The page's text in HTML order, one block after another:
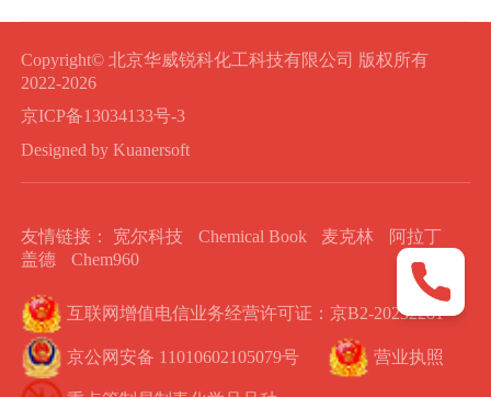
Copyright© 北京华威锐科化工科技有限公司 版权所有
2022-2026
京ICP备13034133号-3
Designed by Kuanersoft
友情链接： 宽尔科技 Chemical Book 麦克林
阿拉丁
盖德
Chem960
互联网增值电信业务经营许可证：京B2-20232281
京公网安备 11010602105079号 营业执照